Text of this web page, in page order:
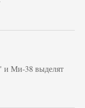
и Ми-38 выделят